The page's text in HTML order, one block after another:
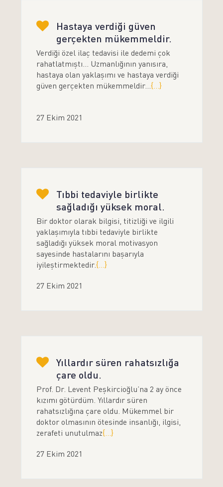
Hastaya verdiği güven
gerçekten mükemmeldir.
Verdiği özel ilaç tedavisi ile dedemi çok
rahatlatmıştı... Uzmanlığının yanısıra,
hastaya olan yaklaşımı ve hastaya verdiği
güven gerçekten mükemmeldir...{...}
27 Ekim 2021
Tıbbi tedaviyle birlikte
sağladığı yüksek moral.
Bir doktor olarak bilgisi, titizliği ve ilgili
yaklaşımıyla tıbbi tedaviyle birlikte
sağladığı yüksek moral motivasyon
sayesinde hastalarını başarıyla
iyileştirmektedir.{...}
27 Ekim 2021
Yıllardır süren rahatsızlığa
çare oldu.
Prof. Dr. Levent Peşkircioğlu’na 2 ay önce
kızımı götürdüm. Yıllardır süren
rahatsızlığına çare oldu. Mükemmel bir
doktor olmasının ötesinde insanlığı, ilgisi,
zerafeti unutulmaz{...}
27 Ekim 2021